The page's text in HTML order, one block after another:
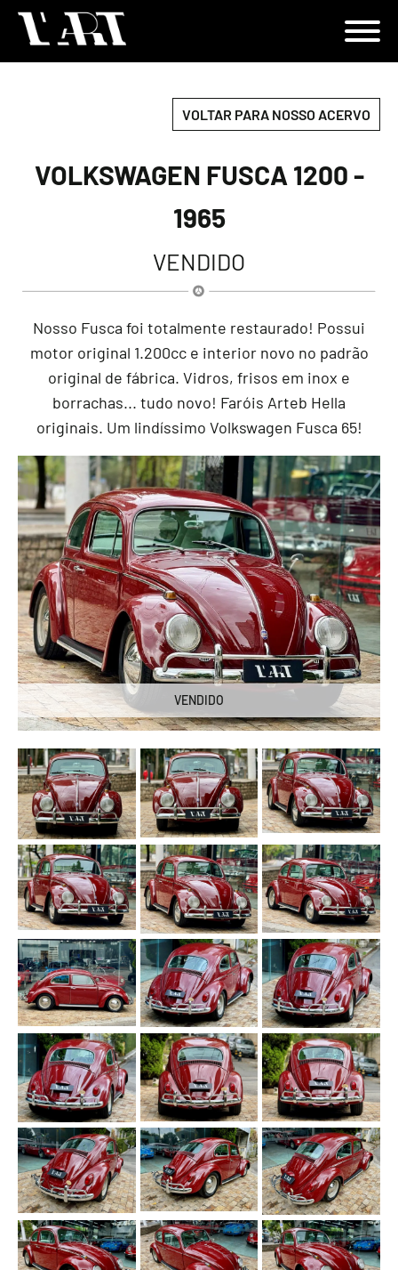
VOLTAR PARA NOSSO ACERVO
VOLKSWAGEN FUSCA 1200 -
1965
VENDIDO
Nosso Fusca foi totalmente restaurado! Possui
motor original 1.200cc e interior novo no padrão
original de fábrica. Vidros, frisos em inox e
borrachas... tudo novo! Faróis Arteb Hella
originais. Um lindíssimo Volkswagen Fusca 65!
VENDIDO